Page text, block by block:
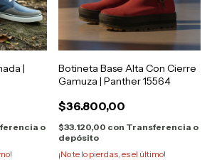
|
o
Botineta Base Alta Con Cierre
Gamuza | Panther 15564
$36.800,00
$33.120,00 con Transferencia o
depósito
¡No te lo pierdas, es el último!